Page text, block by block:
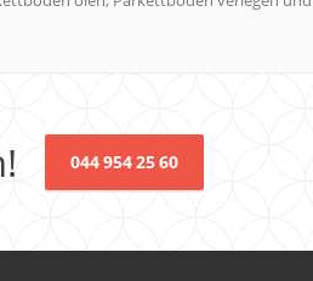
044 954 25 60